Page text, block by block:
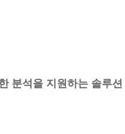
분석을 지원하는 솔루션